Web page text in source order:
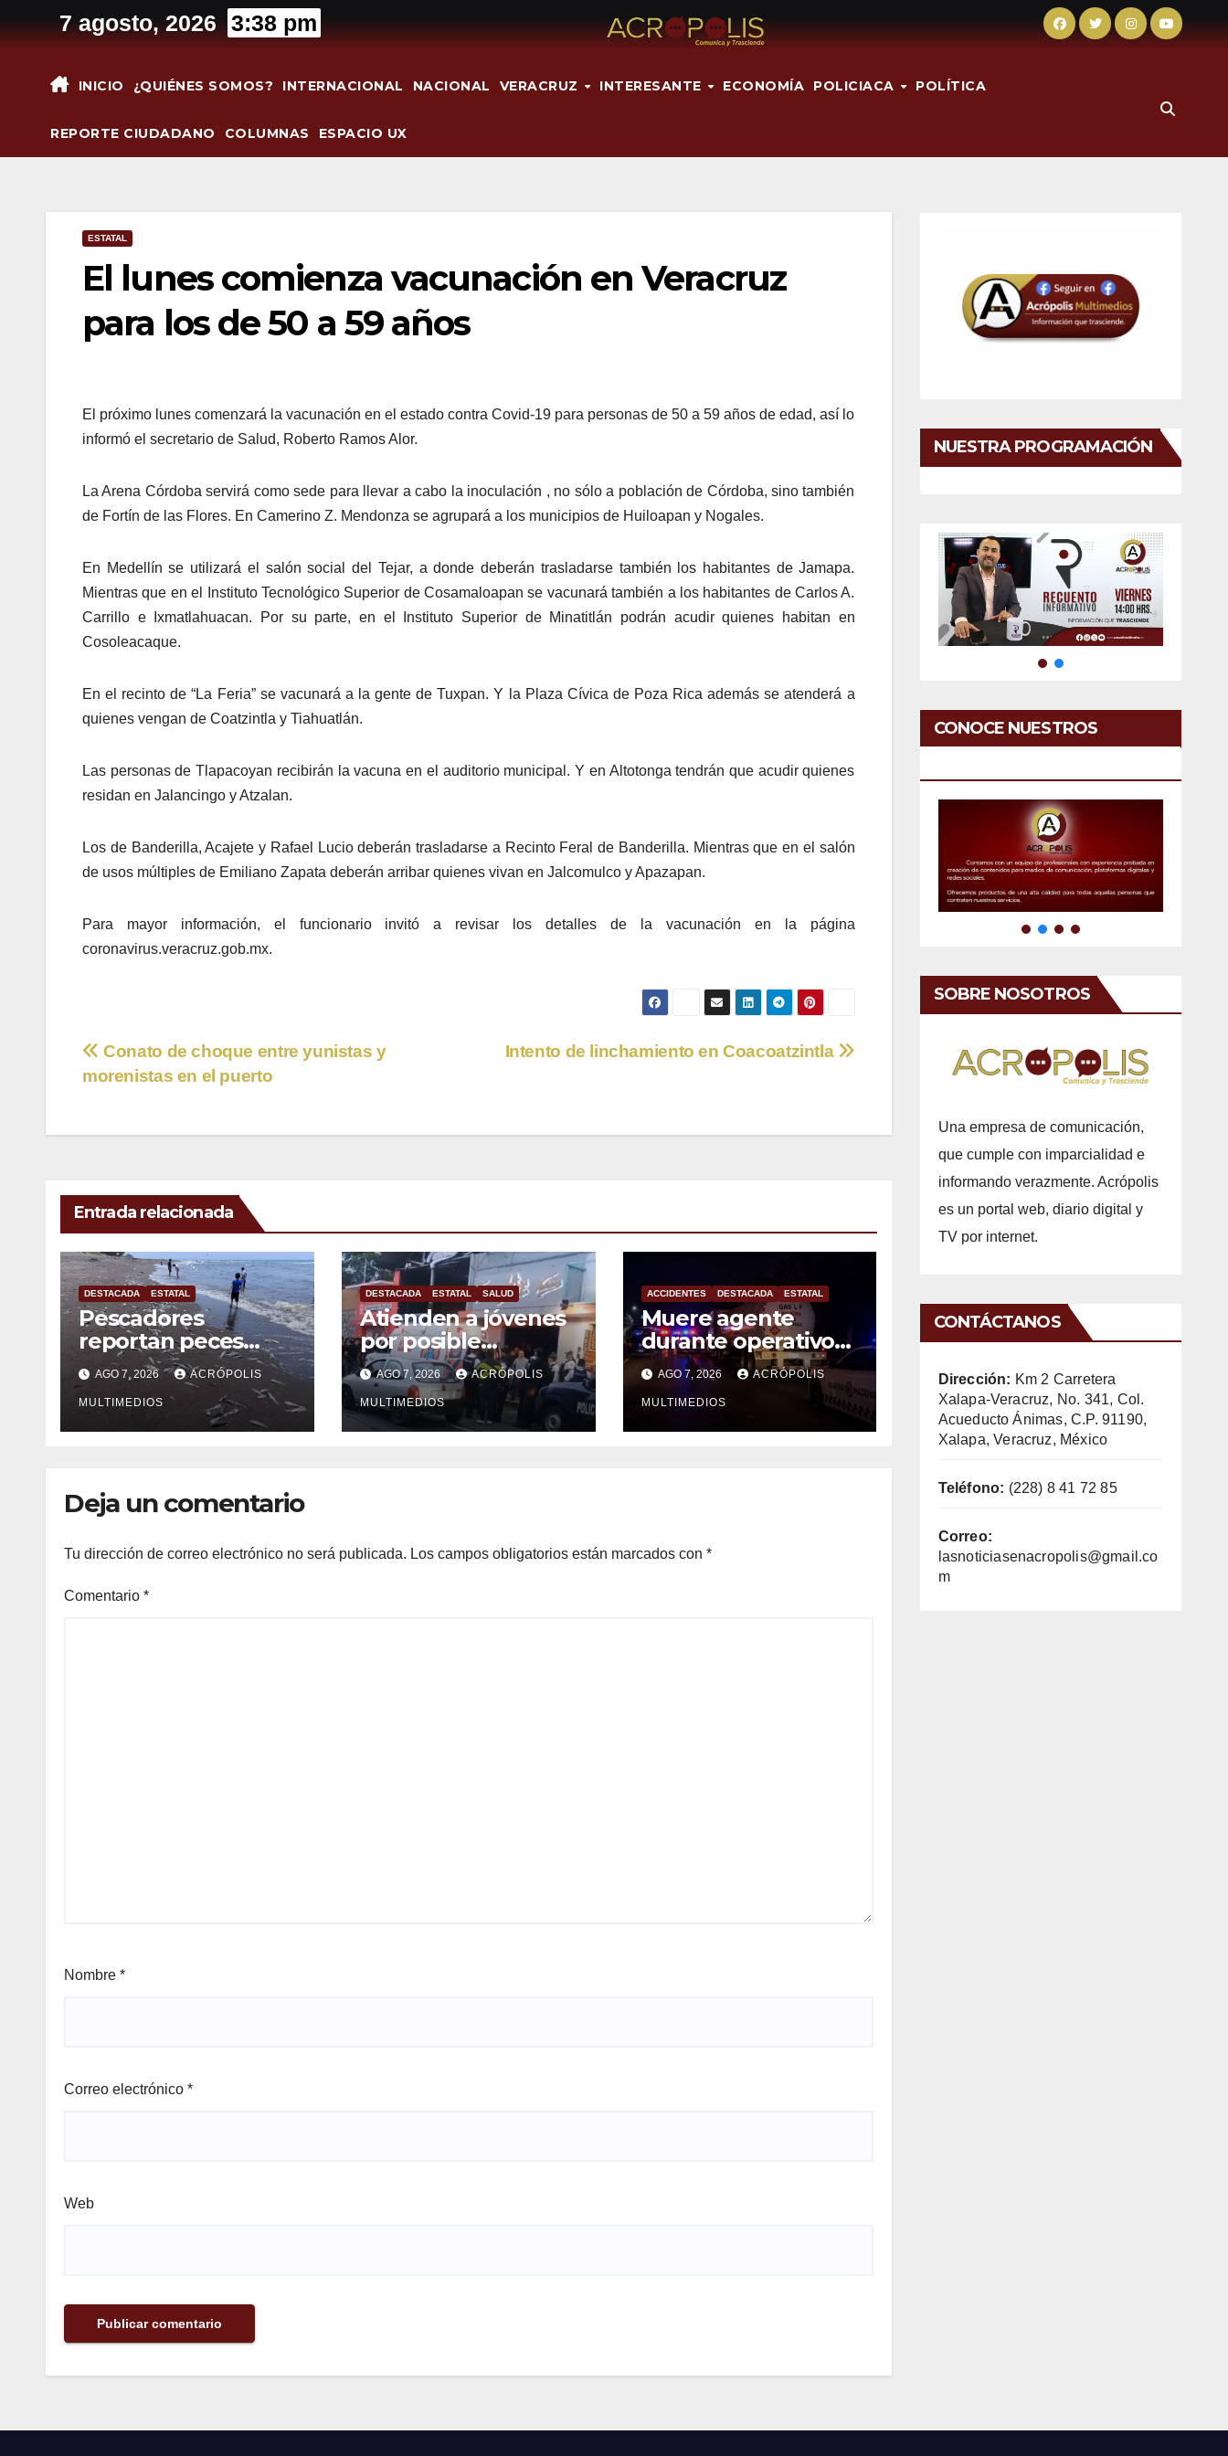
al
7 agosto, 2026 3:38 pm
INICIO ¿QUIÉNES SOMOS? INTERNACIONAL NACIONAL VERACRUZ INTERESANTE ECONOMÍA POLICIACA POLÍTICA
REPORTE CIUDADANO COLUMNAS ESPACIO UX
ESTATAL
El lunes comienza vacunación en Veracruz
para los de 50 a 59 años
El próximo lunes comenzará la vacunación en el estado contra Covid-19 para personas de 50 a 59 años de edad, así lo
informó el secretario de Salud, Roberto Ramos Alor.
La Arena Córdoba servirá como sede para llevar a cabo la inoculación , no sólo a población de Córdoba, sino también
de Fortín de las Flores. En Camerino Z. Mendonza se agrupará a los municipios de Huiloapan y Nogales.
En Medellín se utilizará el salón social del Tejar, a donde deberán trasladarse también los habitantes de Jamapa.
Mientras que en el Instituto Tecnológico Superior de Cosamaloapan se vacunará también a los habitantes de Carlos A.
Carrillo e Ixmatlahuacan. Por su parte, en el Instituto Superior de Minatitlán podrán acudir quienes habitan en
Cosoleacaque.
En el recinto de “La Feria” se vacunará a la gente de Tuxpan. Y la Plaza Cívica de Poza Rica además se atenderá a
quienes vengan de Coatzintla y Tiahuatlán.
Las personas de Tlapacoyan recibirán la vacuna en el auditorio municipal. Y en Altotonga tendrán que acudir quienes
residan en Jalancingo y Atzalan.
Los de Banderilla, Acajete y Rafael Lucio deberán trasladarse a Recinto Feral de Banderilla. Mientras que en el salón
de usos múltiples de Emiliano Zapata deberán arribar quienes vivan en Jalcomulco y Apazapan.
Para mayor información, el funcionario invitó a revisar los detalles de la vacunación en la página
coronavirus.veracruz.gob.mx.
Navegación
entradas
Intento de linchamiento en Coacoatzintla
Conato de choque entre yunistas y
morenistas en el puerto
Entrada relacionada
DESTACADA ESTATAL
Pescadores
reportan peces
muertos laguna de
Vega de Alatorre
AGO 7, 2026 ACRÓPOLIS
MULTIMEDIOS
DESTACADA ESTATAL SALUD
Atienden a jóvenes
por posible
intoxicación en
Orizaba
AGO 7, 2026 ACRÓPOLIS
MULTIMEDIOS
ACCIDENTES DESTACADA ESTATAL
Muere agente
durante operativo
en la Acayucan–Isla
AGO 7, 2026 ACRÓPOLIS
MULTIMEDIOS
Deja un comentario
Tu dirección de correo electrónico no será publicada. Los campos obligatorios están marcados con *
Comentario *
Nombre *
Correo electrónico *
Web
NUESTRA PROGRAMACIÓN
CONOCE NUESTROS
SOBRE NOSOTROS
Una empresa de comunicación,
que cumple con imparcialidad e
informando verazmente. Acrópolis
es un portal web, diario digital y
TV por internet.
CONTÁCTANOS
Dirección: Km 2 Carretera
Xalapa-Veracruz, No. 341, Col.
Acueducto Ánimas, C.P. 91190,
Xalapa, Veracruz, México
Teléfono: (228) 8 41 72 85
Correo:
lasnoticiasenacropolis@gmail.co
m